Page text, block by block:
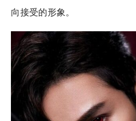
向接受的形象。